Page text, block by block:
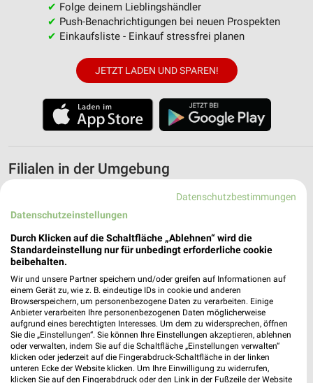
✔ Folge deinem Lieblingshändler
✔ Push-Benachrichtigungen bei neuen Prospekten
✔ Einkaufsliste - Einkauf stressfrei planen
JETZT LADEN UND SPAREN!
Filialen in der Umgebung
nah & gut Müller Burgpreppach
Hauptstraße 104 A
Heute geschlossen
6,23 km
Pfaab Königsberg
Römershofer Weg 1
Datenschutzbestimmungen
Datenschutzeinstellungen
Durch Klicken auf die Schaltfläche „Ablehnen“ wird die
Standardeinstellung nur für unbedingt erforderliche cookie
beibehalten.
Wir und unsere Partner speichern und/oder greifen auf Informationen auf
einem Gerät zu, wie z. B. eindeutige IDs in cookie und anderen
Browserspeichern, um personenbezogene Daten zu verarbeiten. Einige
Anbieter verarbeiten Ihre personenbezogenen Daten möglicherweise
aufgrund eines berechtigten Interesses. Um dem zu widersprechen, öffnen
Sie die „Einstellungen“. Sie können Ihre Einstellungen akzeptieren, ablehnen
oder verwalten, indem Sie auf die Schaltfläche „Einstellungen verwalten“
klicken oder jederzeit auf die Fingerabdruck-Schaltfläche in der linken
unteren Ecke der Website klicken. Um Ihre Einwilligung zu widerrufen,
klicken Sie auf den Fingerabdruck oder den Link in der Fußzeile der Website